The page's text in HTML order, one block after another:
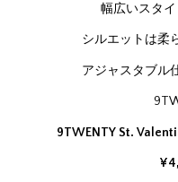
幅広いスタイ
シルエットは柔
アジャスタブル
9TWENTY St.